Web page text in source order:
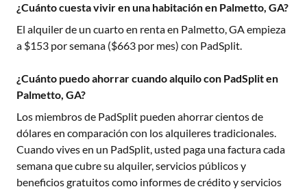
¿Cuánto cuesta vivir en una habitación en Palmetto, GA?
El alquiler de un cuarto en renta en Palmetto, GAempieza
a $153 por semana ($663 por mes) con PadSplit.
¿Cuánto puedo ahorrar cuando alquilo con PadSplit en
Palmetto, GA?
Los miembros de PadSplit pueden ahorrar cientos de
dólares en comparación con los alquileres tradicionales.
Cuando vives en un PadSplit, usted paga una factura cada
semana que cubre su alquiler, servicios públicos y
beneficios gratuitos como informes de crédito y servicios